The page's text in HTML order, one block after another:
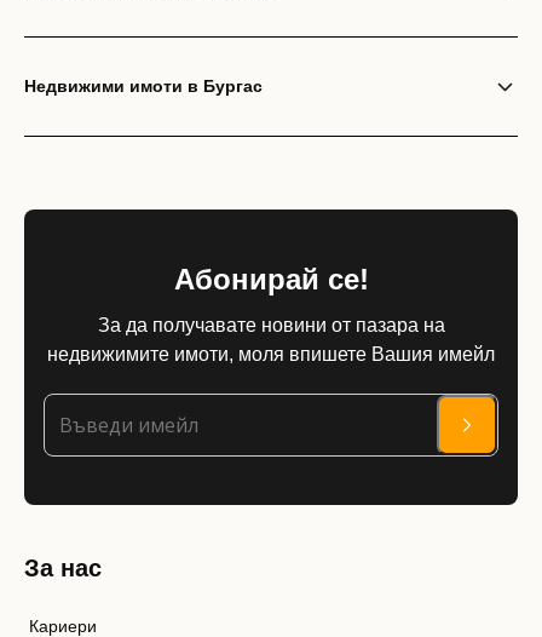
Недвижими имоти в Бургас
Абонирай се!
За да получавате новини от пазара на
недвижимите имоти, моля впишете Вашия имейл
За нас
Кариери